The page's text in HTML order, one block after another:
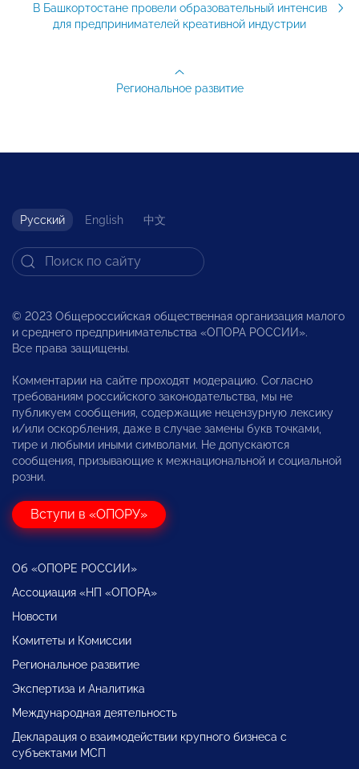
В Башкортостане провели образовательный интенсив
для предпринимателей креативной индустрии
Региональное развитие
Русский English 中文
© 2023 Общероссийская общественная организация малого
и среднего предпринимательства «ОПОРА РОССИИ».
Все права защищены.
Комментарии на сайте проходят модерацию. Согласно
требованиям российского законодательства, мы не
публикуем сообщения, содержащие нецензурную лексику
и/или оскорбления, даже в случае замены букв точками,
тире и любыми иными символами. Не допускаются
сообщения, призывающие к межнациональной и социальной
розни.
Вступи в «ОПОРУ»
Об «ОПОРЕ РОССИИ»
Ассоциация «НП «ОПОРА»
Новости
Комитеты и Комиссии
Региональное развитие
Экспертиза и Аналитика
Международная деятельность
Декларация о взаимодействии крупного бизнеса с
субъектами МСП